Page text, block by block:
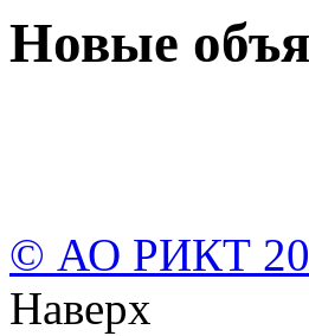
Новые
© АО РИКТ
Наверх